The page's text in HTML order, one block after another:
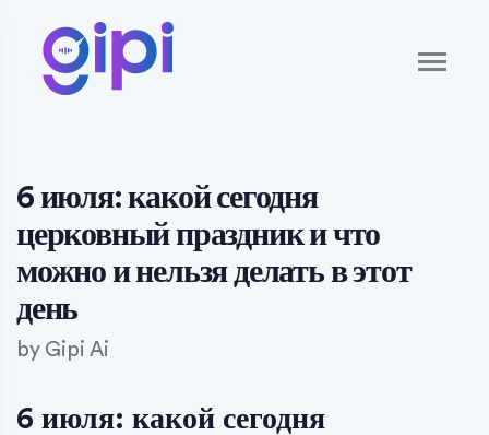
6 июля: какой сегодня
церковный праздник и что
можно и нельзя делать в этот
день
by Gipi Ai
6 июля: какой сегодня